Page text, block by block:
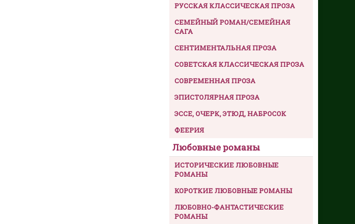
РУССКАЯ КЛАССИЧЕСКАЯ ПРОЗА
СЕМЕЙНЫЙ РОМАН/СЕМЕЙНАЯ
САГА
СЕНТИМЕНТАЛЬНАЯ ПРОЗА
СОВЕТСКАЯ КЛАССИЧЕСКАЯ ПРОЗА
СОВРЕМЕННАЯ ПРОЗА
ЭПИСТОЛЯРНАЯ ПРОЗА
ЭССЕ, ОЧЕРК, ЭТЮД, НАБРОСОК
ФЕЕРИЯ
Любовные романы
ИСТОРИЧЕСКИЕ ЛЮБОВНЫЕ
РОМАНЫ
КОРОТКИЕ ЛЮБОВНЫЕ РОМАНЫ
ЛЮБОВНО-ФАНТАСТИЧЕСКИЕ
РОМАНЫ